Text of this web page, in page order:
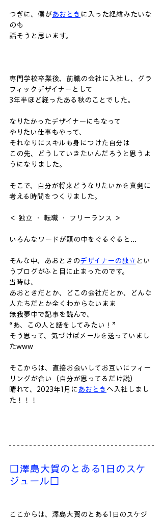
つぎに、僕があおとき に入った経緯みたいな
のも
話そうと思います。
専門学校卒業後、前職の会社に入社し、グラ
フィックデザイナーとして
3年半ほど経ったある秋のことでした。
なりたかったデザイナーにもなって
やりたい仕事もやって、
それなりにスキルも身につけた自分は
この先、どうしていきたいんだろうと思うよ
うになりました。
そこで、自分が将来どうなりたいかを真剣に
考える時間をつくりました。
＜ 独立 ・ 転職 ・ フリーランス ＞
いろんなワードが頭の中をぐるぐると...
そんな中、あおときのデザイナーの独立 とい
うブログがふと目に止まったのです。
当時は、
あおときだとか、どこの会社だとか、どんな
人たちだとか全くわからないまま
無我夢中で記事を読んで、
“あ、この人と話をしてみたい！”
そう思って、気づけばメールを送っていまし
たwww
そこからは、直接お会いしてお互いにフィー
リングが合い（自分が思ってるだけ説）
晴れて、2023年1月に あおとき へ入社しまし
た！！！
□澤島大賀のとある1日のスケ
ジュール□
ここからは、澤島大賀のとある1日のスケジ